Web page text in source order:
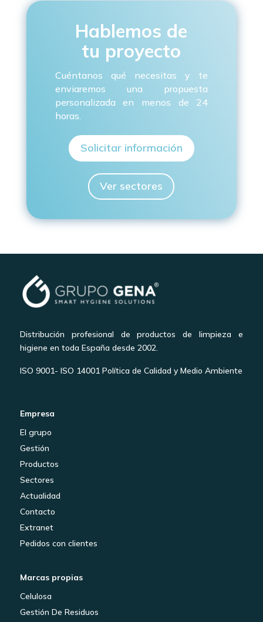
Hablemos de
tu proyecto
Cuéntanos qué necesitas y te
enviaremos una propuesta
personalizada en menos de 24
horas.
Solicitar información
Ver sectores
Distribución profesional de productos de limpieza e
higiene en toda España desde 2002.
ISO 9001- ISO 14001 Política de Calidad y Medio Ambiente
Empresa
El grupo
Gestión
Productos
Sectores
Actualidad
Contacto
Extranet
Pedidos con clientes
Marcas propias
Celulosa
Gestión De Residuos